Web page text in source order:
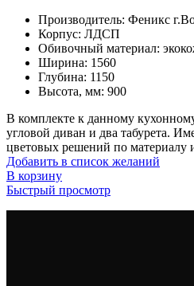
Производитель: Феникс
Корпус: ЛДСП
Обивочный материал:
Ширина: 1560
Глубина: 1150
Высота, мм: 900
В комплекте к данному
угловой диван и два табурета.
цветовых решений по материалу
Добавить в список желаний
В корзину
Быстрый просмотр